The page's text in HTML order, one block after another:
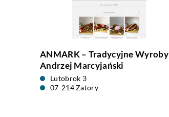
ANMARK – Tradycyjne Wyroby
Andrzej Marcyjański
Lutobrok 3
07-214 Zatory